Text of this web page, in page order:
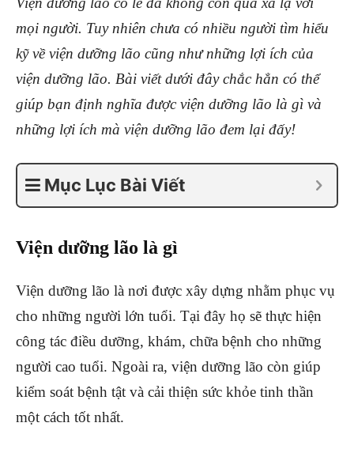
mọi người. Tuy nhiên chưa có nhiều người tìm hiểu
kỹ về viện dưỡng lão cũng như những lợi ích của
viện dưỡng lão. Bài viết dưới đây chắc hẳn có thể
giúp bạn định nghĩa được viện dưỡng lão là gì và
những lợi ích mà viện dưỡng lão đem lại đấy!
Mục Lục Bài Viết
Viện dưỡng lão là gì
Viện dưỡng lão là nơi được xây dựng nhằm phục vụ
cho những người lớn tuổi. Tại đây họ sẽ thực hiện
công tác điều dưỡng, khám, chữa bệnh cho những
người cao tuổi. Ngoài ra, viện dưỡng lão còn giúp
kiểm soát bệnh tật và cải thiện sức khỏe tinh thần
một cách tốt nhất.